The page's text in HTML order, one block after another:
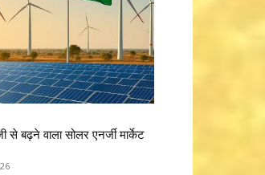
से बढ़ने वाला सोलर एनर्जी मार्केट